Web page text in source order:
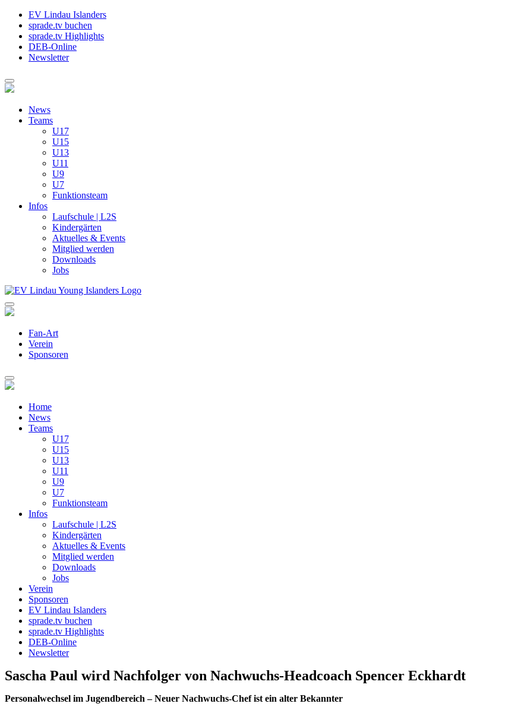
EV Lindau Islanders
sprade.tv buchen
sprade.tv Highlights
DEB-Online
Newsletter
News
Teams
U17
U15
U13
U11
U9
U7
Funktionsteam
Infos
Laufschule | L2S
Kindergärten
Aktuelles & Events
Mitglied werden
Downloads
Jobs
Fan-Art
Verein
Sponsoren
Home
News
Teams
U17
U15
U13
U11
U9
U7
Funktionsteam
Infos
Laufschule | L2S
Kindergärten
Aktuelles & Events
Mitglied werden
Downloads
Jobs
Verein
Sponsoren
EV Lindau Islanders
sprade.tv buchen
sprade.tv Highlights
DEB-Online
Newsletter
Sascha Paul wird Nachfolger von Nachwuchs-Headcoach Spencer Eckhardt
Personalwechsel im Jugendbereich – Neuer Nachwuchs-Chef ist ein alter Bekannter